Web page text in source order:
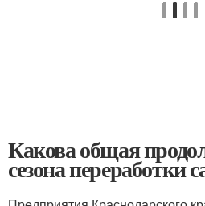
Какова общая
сезона переработки